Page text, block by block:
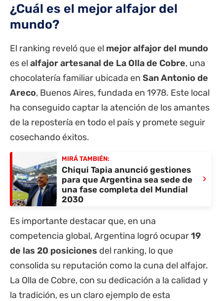
¿Cuál es el mejor alfajor del
mundo?
El ranking reveló que el mejor alfajor del mundo
es el alfajor artesanal de La Olla de Cobre, una
chocolatería familiar ubicada en San Antonio de
Areco, Buenos Aires, fundada en 1978. Este local
ha conseguido captar la atención de los amantes
de la repostería en todo el país y promete seguir
cosechando éxitos.
MIRÁ TAMBIÉN:
Chiqui Tapia anunció gestiones
para que Argentina sea sede de
una fase completa del Mundial
2030
›
Es importante destacar que, en una
competencia global, Argentina logró ocupar19
de las 20 posiciones del ranking, lo que
consolida su reputación como la cuna del alfajor.
La Olla de Cobre, con su dedicación a la calidad y
la tradición, es un claro ejemplo de esta